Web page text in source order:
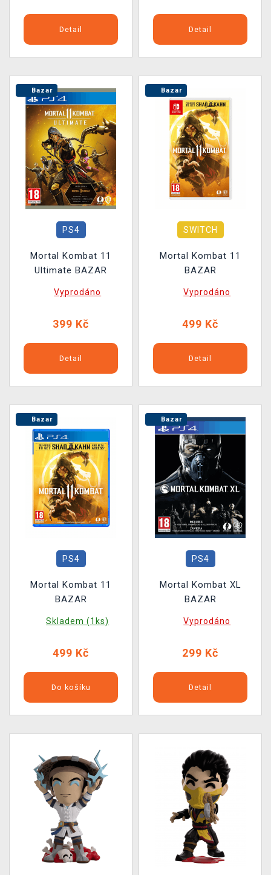
Detail Detail
Bazar
PS4
Mortal Kombat 11
Ultimate BAZAR
Vyprodáno
399 Kč
Detail
Bazar
SWITCH
Mortal Kombat 11
BAZAR
Vyprodáno
499 Kč
Detail
Bazar
PS4
Mortal Kombat 11
BAZAR
Skladem (1ks)
499 Kč
Do košíku
Bazar
PS4
Mortal Kombat XL
BAZAR
Vyprodáno
299 Kč
Detail